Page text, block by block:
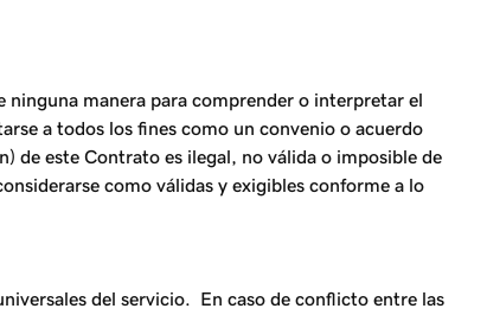
ninguna manera para comprender o interpretar el
a todos los fines como un convenio o acuerdo
de este Contrato es ilegal, no válida o imposible de
como válidas y exigibles conforme a lo
del servicio. En caso de conflicto entre las